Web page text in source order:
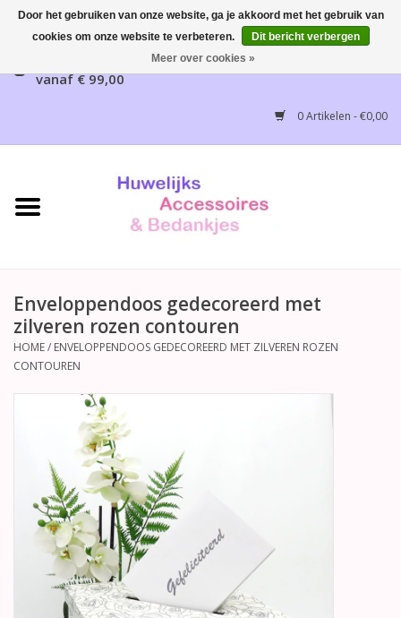
Gratis verzending mogelijk, NL vanaf € 65,00, België
vanaf € 99,00
0 Artikelen - €0,00
Home
Bruidsaccessoires
Huwelijksreceptie
Betty Boop Huwelijk
Jubileum
Geboorte, Doop en
Communie
Enveloppendoos gedecoreerd met
zilveren rozen contouren
HOME/ ENVELOPPENDOOS GEDECOREERD MET ZILVEREN ROZEN
CONTOUREN
Door het gebruiken van onze website, ga je akkoord met het gebruik van
cookies om onze website te verbeteren.
Dit bericht verbergen
Meer over cookies »